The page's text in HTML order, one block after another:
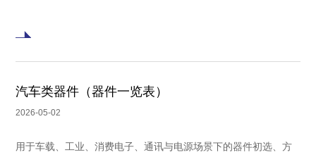
汽车类器件（器件一览表）
2026-05-02
用于车载、工业、消费电子、通讯与电源场景下的器件初选、方